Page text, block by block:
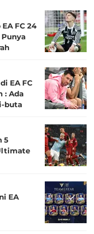
FC 24
EA FC
: Ada
buta
5
EA